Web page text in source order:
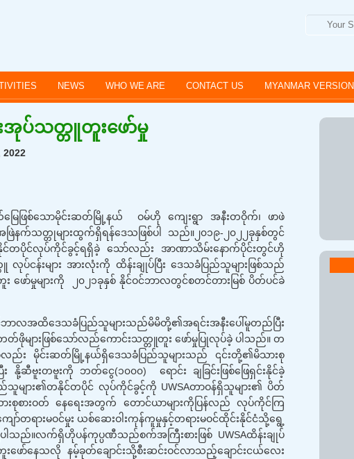
NEWS WHO WE ARE CONTACT US MYANMAR VERSION
ပ်သတ္တူတူးဖော်မှု
2022
မြေဖြစ်သောမိုင်းဆတ်မြို့နယ် ဝမ်ဟို ကျေးရွာ အနီးတဝိုက်၊ ဖာဖဲ
ဖြဲနက်သတ္တုများထွက်ရှိရန်ဒေသဖြစ်ပါ သည်။၂၀၁၉-၂၀၂၂ခုနှစ်တွင်
င်တပိုင်လုပ်ကိုင်ခွင့်ရရှိခဲ့ သော်လည်း အာဏာသိမ်းနောက်ပိုင်းတွင်ဟို
လုပ်ငန်းများ အားလုံးကို ထိန်းချုပ်ပြီး ဒေသခံပြည်သူများဖြစ်သည်
ော်မှုများကို ၂၀၂၁ခုနှစ် နိုင်ဝင်ဘာလတွင်စတင်တားမြစ် ပိတ်ပင်ခဲ
ခံပြည်သူများသည်မိမိတို့၏အရင်းအနီးပေါ်မူတည်ပြီး
ဘတ်ဖိုများဖြစ်သော်လည်ကောင်းသတ္တူတူး ဖော်မှုပြုလုပ်ခဲ့ ပါသည်။ တ
ာ်လည်း မိုင်းဆတ်မြို့နယ်ရှိဒေသခံပြည်သူများသည် ၎င်းတို့၏မိသားစု
ဆီဗူးတဗူးကို ဘတ်ငွေ(၁၀၀၀) ရောင်း ချခြင်းဖြစ်ဖြေရှင်းနိုင်ခဲ့
သူများ၏တနိုင်တပိုင် လုပ်ကိုင်ခွင့်ကို UWSAတာဝန်ရှိသူများ၏ ပိတ်
ားစုစားဝတ် နေရေးအတွက် တောင်ယာများကိုပြန်လည် လုပ်ကိုင်ကြ
တရားမဝင်မှုး ယစ်ဆေးဝါးကုန်ကူမှုနှင့်တရားမဝင်ထိုင်းနိုင်ငံသို့ရွေ့
ါသည်။လက်ရှိဟိုပန်ကုပ္ပဏီသည်စက်အကြီးစားဖြစ် UWSAထိန်းချုပ်
ော်နေသလို နမ့်ခုတ်ချောင်းသို့စီးဆင်းဝင်လာသည့်ချောင်းငယ်လေး